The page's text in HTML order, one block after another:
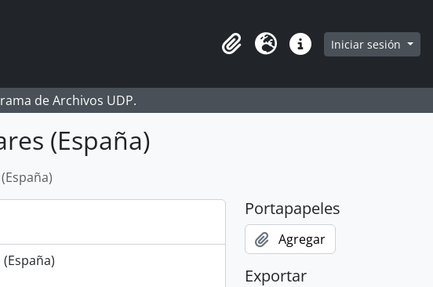
Portapapeles
Idioma Enlaces rápidos
Iniciar sesión
de Archivos UDP.
(España)
Portapapeles
Agregar
Exportar